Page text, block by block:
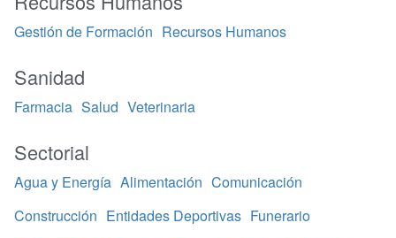
Gestión de Formación Recursos Humanos
Sanidad
Farmacia Salud Veterinaria
Sectorial
Agua y Energía Alimentación Comunicación
Construcción Entidades Deportivas Funerario